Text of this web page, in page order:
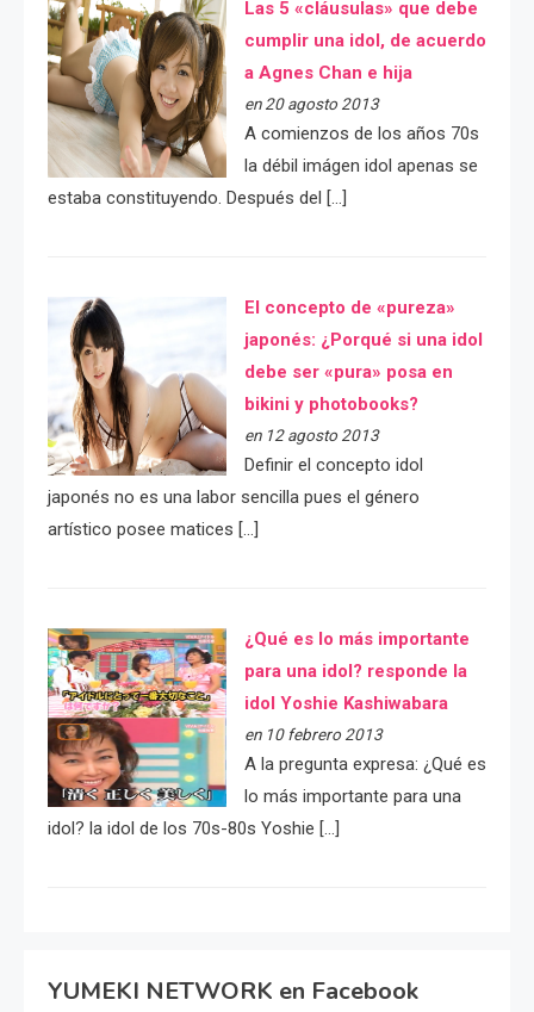
Las 5 «cláusulas» que debe
cumplir una idol, de acuerdo
a Agnes Chan e hija
en 20 agosto 2013
A comienzos de los años 70s
la débil imágen idol apenas se
estaba constituyendo. Después del […]
El concepto de «pureza»
japonés: ¿Porqué si una idol
debe ser «pura» posa en
bikini y photobooks?
en 12 agosto 2013
Definir el concepto idol
japonés no es una labor sencilla pues el género
artístico posee matices […]
¿Qué es lo más importante
para una idol? responde la
idol Yoshie Kashiwabara
en 10 febrero 2013
A la pregunta expresa: ¿Qué es
lo más importante para una
idol? la idol de los 70s-80s Yoshie […]
YUMEKI NETWORK en Facebook